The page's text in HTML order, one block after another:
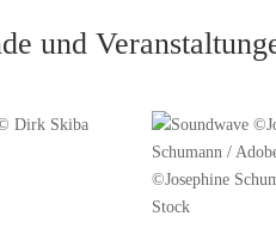
und
©Josephine
Stock